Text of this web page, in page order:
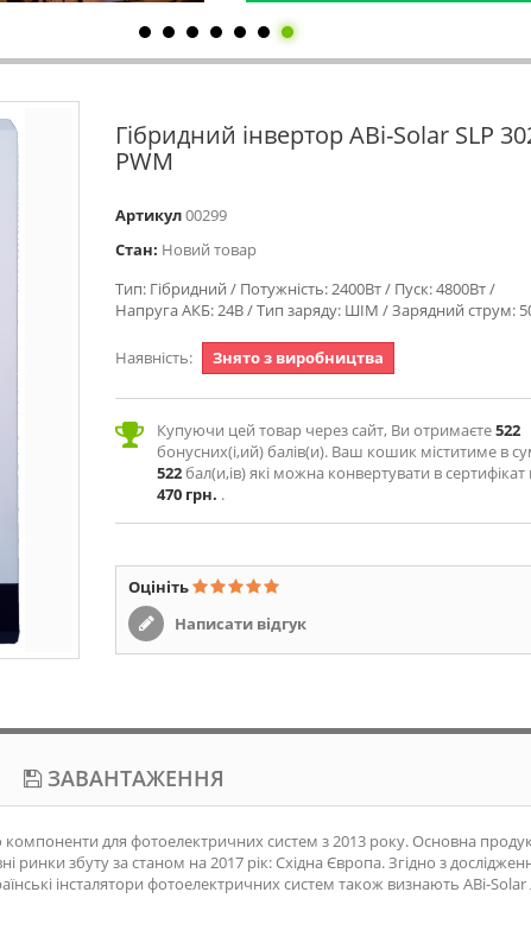
Гібридний інвертор ABi-Solar SLP
PWM
Артикул00299
Стан: Новий товар
Тип: Гібридний / Потужність: 2400Вт / Пуск: 4800Вт /
Напруга АКБ: 24В / Тип заряду: ШІМ / Зарядний струм:
Наявність: Знято з виробництва
Купуючи цей товар через сайт, Ви отримаєте522
бонусних(і,ий) балів(и). Ваш кошик міститиме в
522бал(и,ів) які можна конвертувати в сертифікат
470 грн. .
Оцініть
Написати відгук
ЗАВАНТАЖЕННЯ
для фотоелектричних систем з 2013 року. Основна
ринки збуту за станом на 2017 рік: Східна Європа. Згідно з
інсталятори фотоелектричних систем також визнають ABi-